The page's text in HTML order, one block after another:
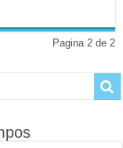
Pagina 2 de 2